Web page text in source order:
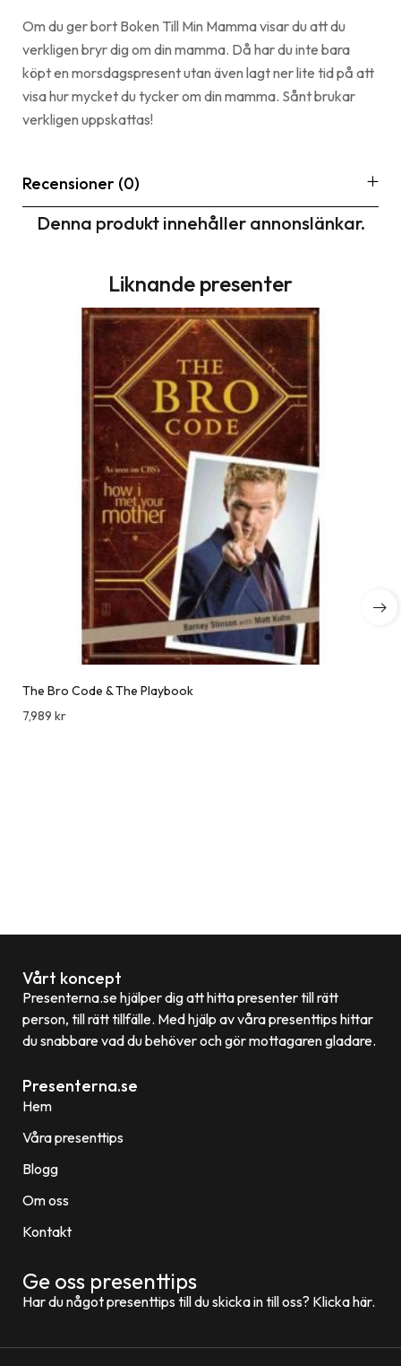
Om du ger bort Boken Till Min Mamma visar du att du
verkligen bryr dig om din mamma. Då har du inte bara
köpt en morsdagspresent utan även lagt ner lite tid på att
visa hur mycket du tycker om din mamma. Sånt brukar
verkligen uppskattas!
Recensioner (0)
Denna produkt innehåller annonslänkar.
Liknande presenter
The Bro Code & The Playbook
7,989 kr
Vårt koncept
Presenterna.se hjälper dig att hitta presenter till rätt
person, till rätt tillfälle. Med hjälp av våra presenttips hittar
du snabbare vad du behöver och gör mottagaren gladare.
Presenterna.se
Hem
Våra presenttips
Blogg
Om oss
Kontakt
Ge oss presenttips
Har du något presenttips till du skicka in till oss? Klicka här.